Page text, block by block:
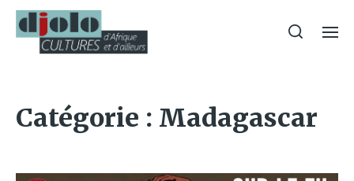
Catégorie : Madagascar